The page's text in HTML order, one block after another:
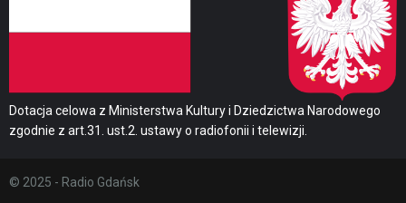
Dotacja celowa z Ministerstwa Kultury i Dziedzictwa Narodowego
zgodnie z art.31. ust.2. ustawy o radiofonii i telewizji.
© 2025 - Radio Gdańsk